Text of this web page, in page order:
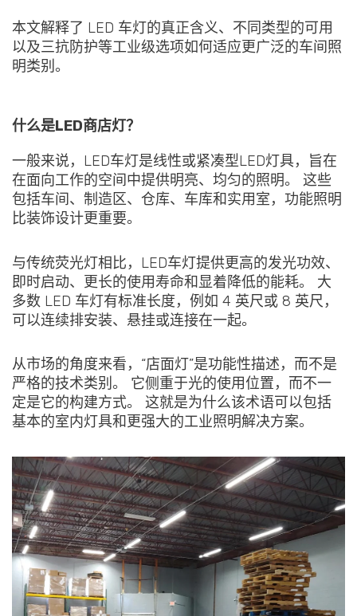
本文解释了 LED 车灯的真正含义、不同类型的可用
以及三抗防护等工业级选项如何适应更广泛的车间照
明类别。
什么是LED商店灯？
一般来说，LED车灯是线性或紧凑型LED灯具，旨在
在面向工作的空间中提供明亮、均匀的照明。 这些
包括车间、制造区、仓库、车库和实用室，功能照明
比装饰设计更重要。
与传统荧光灯相比，LED车灯提供更高的发光功效、
即时启动、更长的使用寿命和显着降低的能耗。 大
多数 LED 车灯有标准长度，例如 4 英尺或 8 英尺，
可以连续排安装、悬挂或连接在一起。
从市场的角度来看，“店面灯”是功能性描述，而不是
严格的技术类别。 它侧重于光的使用位置，而不一
定是它的构建方式。 这就是为什么该术语可以包括
基本的室内灯具和更强大的工业照明解决方案。